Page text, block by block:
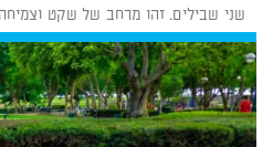
שני שבילים. זהו מרחב של שקט